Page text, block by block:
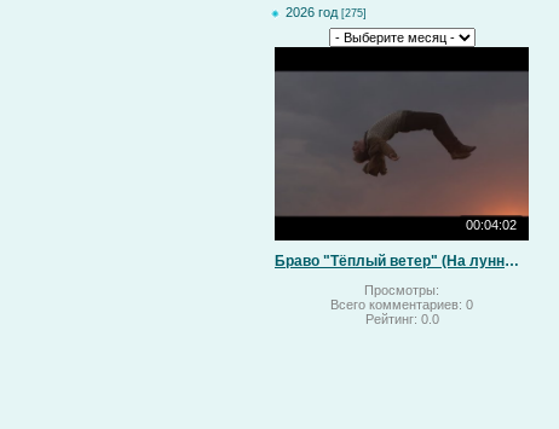
2026 год [275]
00:04:02
Браво "Тёплый ветер" (На лунный свет)
Просмотры:
Всего комментариев: 0
Рейтинг: 0.0